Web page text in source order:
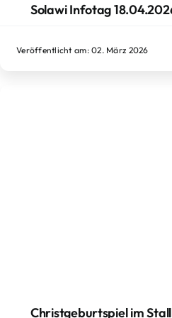
Solawi Infotag
Veröffentlicht am: 02. März 2026
Christgeburtspiel im Stall